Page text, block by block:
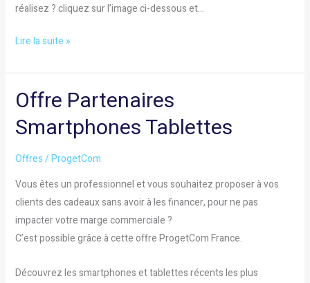
réalisez ? cliquez sur l’image ci-dessous et…
Lire la suite »
Offre Partenaires
Smartphones Tablettes
Offres/ProgetCom
Vous êtes un professionnel et vous souhaitez proposer à vos
clients des cadeaux sans avoir à les financer, pour ne pas
impacter votre marge commerciale ?
C’est possible grâce à cette offre ProgetCom France.
Découvrez les smartphones et tablettes récents les plus
Offre
Smartphones